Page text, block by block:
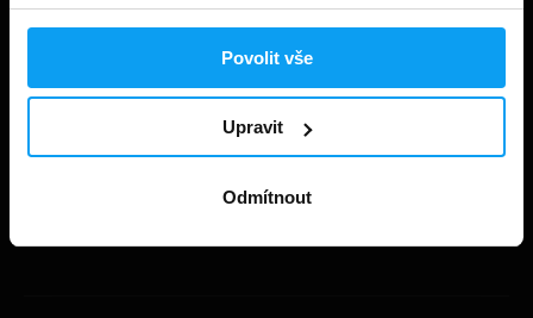
Povolit vše
Upravit
Odmítnout
Odstoupení od smlouvy
Nastavit cookies